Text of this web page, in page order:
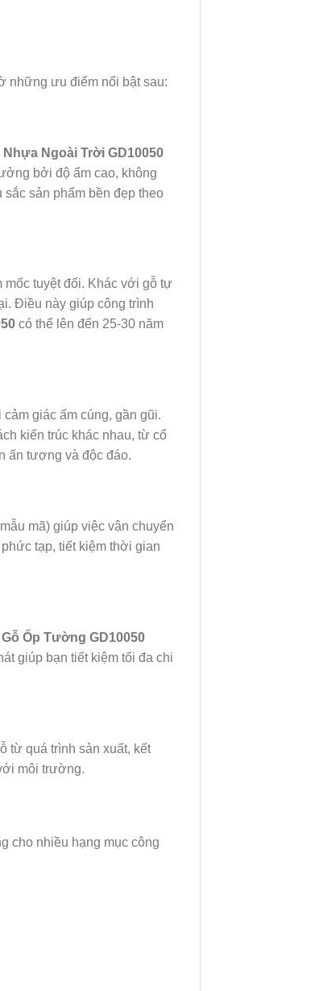
những ưu điểm nổi bật sau:
Nhựa Ngoài Trời GD10050
bởi độ ẩm cao, không
sản phẩm bền đẹp theo
mốc tuyệt đối. Khác với gỗ tự
Điều này giúp công trình
có thể lên đến 25-30 năm
giác ấm cúng, gần gũi.
kiến trúc khác nhau, từ cổ
ấn tượng và độc đáo.
mã) giúp việc vận chuyển
tạp, tiết kiệm thời gian
Gỗ Ốp Tường GD10050
giúp bạn tiết kiệm tối đa chi
từ quá trình sản xuất, kết
môi trường.
cho nhiều hạng mục công